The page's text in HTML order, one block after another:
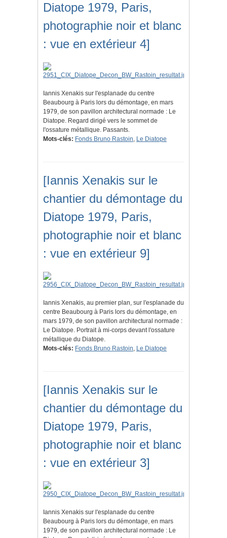
Diatope 1979, Paris,
photographie noir et blanc
: vue en extérieur 4]
Iannis Xenakis sur l'esplanade du centre
Beaubourg à Paris lors du démontage, en mars
1979, de son pavillon architectural normade : Le
Diatope. Regard dirigé vers le sommet de
l'ossature métallique. Passants.
Mots-clés: Fonds Bruno Rastoin, Le Diatope
[Iannis Xenakis sur le
chantier du démontage du
Diatope 1979, Paris,
photographie noir et blanc
: vue en extérieur 9]
Iannis Xenakis, au premier plan, sur l'esplanade du
centre Beaubourg à Paris lors du démontage, en
mars 1979, de son pavillon architectural normade :
Le Diatope. Portrait à mi-corps devant l'ossature
métallique du Diatope.
Mots-clés: Fonds Bruno Rastoin, Le Diatope
[Iannis Xenakis sur le
chantier du démontage du
Diatope 1979, Paris,
photographie noir et blanc
: vue en extérieur 3]
Iannis Xenakis sur l'esplanade du centre
Beaubourg à Paris lors du démontage, en mars
1979, de son pavillon architectural normade : Le